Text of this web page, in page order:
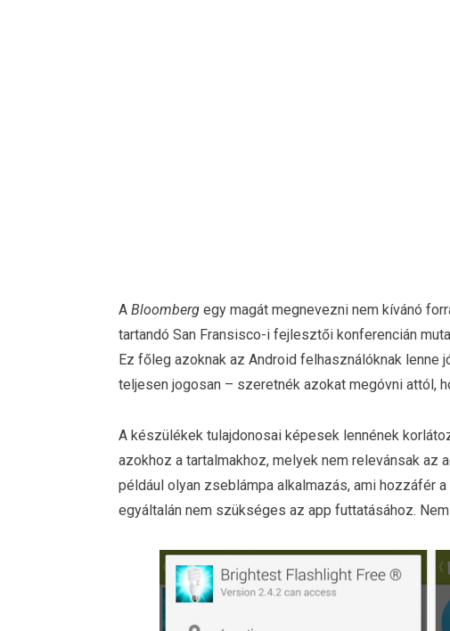
A Bloomberg egy magát megnevezni nem kívánó
tartandó San Fransisco-i fejlesztői konferencián
Ez főleg azoknak az Android felhasználóknak lenne
teljesen jogosan – szeretnék azokat megóvni attól,
A készülékek tulajdonosai képesek lennének
azokhoz a tartalmakhoz, melyek nem relevánsak az
például olyan zseblámpa alkalmazás, ami hozzáfér
egyáltalán nem szükséges az app futtatásához.